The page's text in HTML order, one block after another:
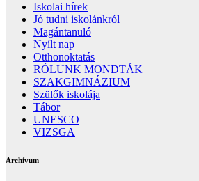
Iskolai hírek
Jó tudni iskolánkról
Magántanuló
Nyílt nap
Otthonoktatás
RÓLUNK MONDTÁK
SZAKGIMNÁZIUM
Szülők iskolája
Tábor
UNESCO
VIZSGA
Archívum